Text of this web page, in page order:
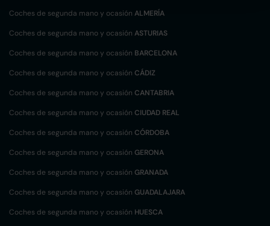
Coches de segunda mano y ocasión ALMERÍA
Coches de segunda mano y ocasión ASTURIAS
Coches de segunda mano y ocasión BARCELONA
Coches de segunda mano y ocasión CÁDIZ
Coches de segunda mano y ocasión CANTABRIA
Coches de segunda mano y ocasión CIUDAD REAL
Coches de segunda mano y ocasión CÓRDOBA
Coches de segunda mano y ocasión GERONA
Coches de segunda mano y ocasión GRANADA
Coches de segunda mano y ocasión GUADALAJARA
Coches de segunda mano y ocasión HUESCA